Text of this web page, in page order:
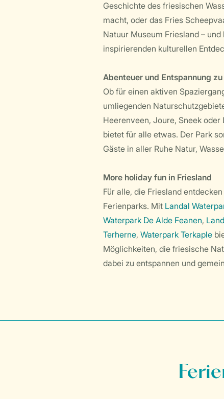
Geschichte des friesischen
macht, oder das Fries
Natuur Museum Friesland –
inspirierenden kulturellen
Abenteuer und Entspannung
Ob für einen aktiven
umliegenden
Heerenveen, Joure, Sneek
bietet für alle etwas. Der Park
Gäste in aller Ruhe Natur,
More holiday fun in Friesland
Für alle, die Friesland
Ferienparks. Mit Landal
Waterpark De Alde Feanen,
Terherne, Waterpark Terkaple
Möglichkeiten, die friesische
dabei zu entspannen und